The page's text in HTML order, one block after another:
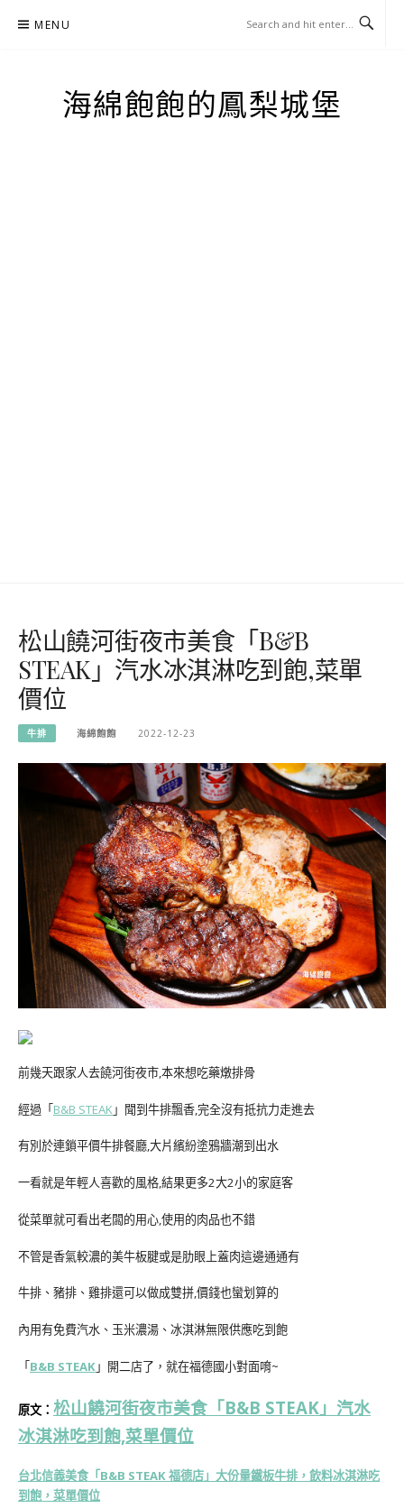
MENU
海綿飽飽的鳳梨城堡
松山饒河街夜市美食「B&B
STEAK」汽水冰淇淋吃到飽,菜單
價位
牛排 海綿飽飽 2022-12-23
前幾天跟家人去饒河街夜市,本來想吃藥燉排骨
經過「B&B STEAK」聞到牛排飄香,完全沒有抵抗力走進去
有別於連鎖平價牛排餐廳,大片繽紛塗鴉牆潮到出水
一看就是年輕人喜歡的風格,結果更多2大2小的家庭客
從菜單就可看出老闆的用心,使用的肉品也不錯
不管是香氣較濃的美牛板腱或是肋眼上蓋肉這邊通通有
牛排、豬排、雞排還可以做成雙拼,價錢也蠻划算的
內用有免費汽水、玉米濃湯、冰淇淋無限供應吃到飽
「B&B STEAK」開二店了，就在福德國小對面唷~
原文： 松山饒河街夜市美食「B&B STEAK」汽水
冰淇淋吃到飽,菜單價位
台北信義美食「B&B STEAK 福德店」大份量鐵板牛排，飲料冰淇淋吃
到飽，菜單價位